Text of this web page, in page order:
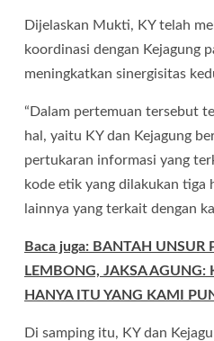
Dijelaskan Mukti, KY telah
koordinasi dengan Kejagung
meningkatkan sinergisitas
“Dalam pertemuan tersebut
hal, yaitu KY dan Kejagung
pertukaran informasi yang
kode etik yang dilakukan tiga
lainnya yang terkait dengan
Baca juga: BANTAH UNSUR
LEMBONG, JAKSA AGUNG:
HANYA ITU YANG KAMI
Di samping itu, KY dan